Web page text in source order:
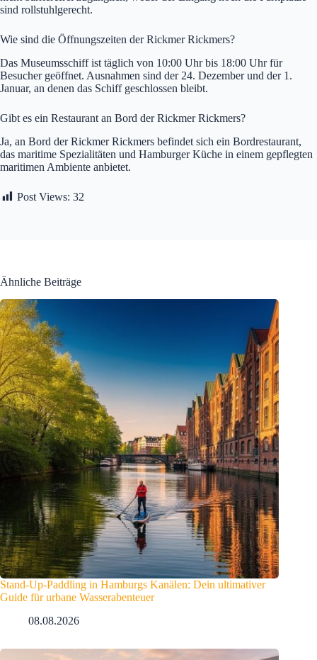
sind rollstuhlgerecht.
Wie sind die Öffnungszeiten der Rickmer Rickmers?
Das Museumsschiff ist täglich von 10:00 Uhr bis 18:00 Uhr für
Besucher geöffnet. Ausnahmen sind der 24. Dezember und der 1.
Januar, an denen das Schiff geschlossen bleibt.
Gibt es ein Restaurant an Bord der Rickmer Rickmers?
Ja, an Bord der Rickmer Rickmers befindet sich ein Bordrestaurant,
das maritime Spezialitäten und Hamburger Küche in einem gepflegten
maritimen Ambiente anbietet.
Post Views: 32
Ähnliche Beiträge
Stand-Up-Paddling in Hamburgs Kanälen: Dein ultimativer
Guide für urbane Wasserabenteuer
08.08.2026